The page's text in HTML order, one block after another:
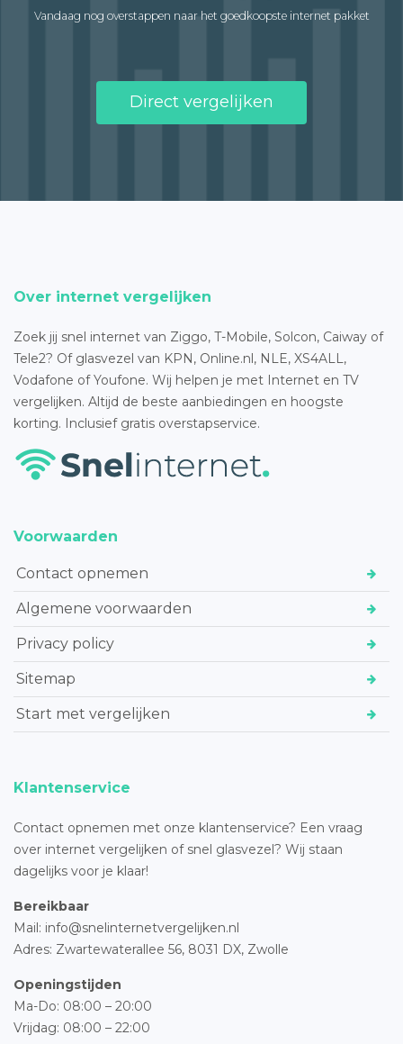
Vandaag nog overstappen naar het goedkoopste internet pakket
Direct vergelijken
Over internet vergelijken
Zoek jij snel internet van Ziggo, T-Mobile, Solcon, Caiway of
Tele2? Of glasvezel van KPN, Online.nl, NLE, XS4ALL,
Vodafone of Youfone. Wij helpen je met Internet en TV
vergelijken. Altijd de beste aanbiedingen en hoogste
korting. Inclusief gratis overstapservice.
Voorwaarden
Contact opnemen
Algemene voorwaarden
Privacy policy
Sitemap
Start met vergelijken
Klantenservice
Contact opnemen met onze klantenservice? Een vraag
over internet vergelijken of snel glasvezel? Wij staan
dagelijks voor je klaar!
Bereikbaar
Mail: info@snelinternetvergelijken.nl
Adres: Zwartewaterallee 56, 8031 DX, Zwolle
Openingstijden
Ma-Do: 08:00 – 20:00
Vrijdag: 08:00 – 22:00